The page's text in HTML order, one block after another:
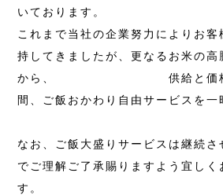
いております。
これまで当社の企業努力によりお
持してきましたが、更なるお米の高
から、 供給と価格が安
間、ご飯おかわり自由サービスを一
なお、ご飯大盛りサービスは継続さ
でご理解ご了承賜りますよう宜しく
す。